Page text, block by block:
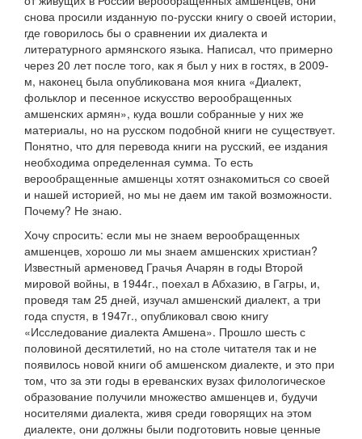
снова просили изданную по-русски книгу о своей истории,
где говорилось бы о сравнении их диалекта и
литературного армянского языка. Написал, что примерно
через 20 лет после того, как я был у них в гостях, в 2009-
м, наконец была опубликована моя книга «Диалект,
фольклор и песенное искусство верообращенных
амшенских армян», куда вошли собранные у них же
материалы, но на русском подобной книги не существует.
Понятно, что для перевода книги на русский, ее издания
необходима определенная сумма. То есть
верообращенные амшенцы хотят ознакомиться со своей
и нашей историей, но мы не даем им такой возможности.
Почему? Не знаю.
Хочу спросить: если мы не знаем верообращенных
амшенцев, хорошо ли мы знаем амшенских христиан?
Известный арменовед Грачья Ачарян в годы Второй
мировой войны, в 1944г., поехал в Абхазию, в Гагры, и,
проведя там 25 дней, изучал амшенский диалект, а три
года спустя, в 1947г., опубликовал свою книгу
«Исследование диалекта Амшена». Прошло шесть с
половиной десятилетий, но на столе читателя так и не
появилось новой книги об амшенском диалекте, и это при
том, что за эти годы в ереванских вузах филологическое
образование получили множество амшенцев и, будучи
носителями диалекта, живя среди говорящих на этом
диалекте, они должны были подготовить новые ценные